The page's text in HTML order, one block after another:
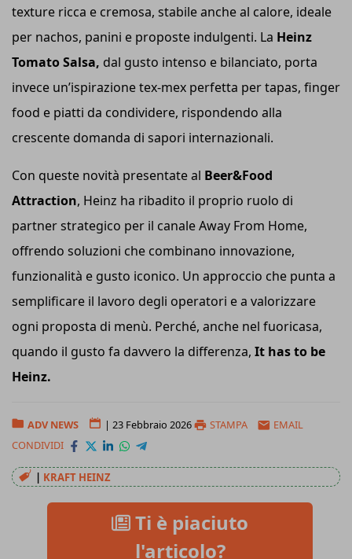
texture ricca e cremosa, stabile anche al calore, ideale
per nachos, panini e proposte indulgenti. La Heinz
Tomato Salsa, dal gusto intenso e bilanciato, porta
invece un’ispirazione tex-mex perfetta per tapas, finger
food e piatti da condividere, rispondendo alla
crescente domanda di sapori internazionali.
Con queste novità presentate al Beer&Food
Attraction, Heinz ha ribadito il proprio ruolo di
partner strategico per il canale Away From Home,
offrendo soluzioni che combinano innovazione,
funzionalità e gusto iconico. Un approccio che punta a
semplificare il lavoro degli operatori e a valorizzare
ogni proposta di menù. Perché, anche nel fuoricasa,
quando il gusto fa davvero la differenza, It has to be
Heinz.
ADV NEWS | 23 Febbraio 2026 STAMPA
EMAIL
CONDIVIDI
| KRAFT HEINZ
Ti è piaciuto
l'articolo?